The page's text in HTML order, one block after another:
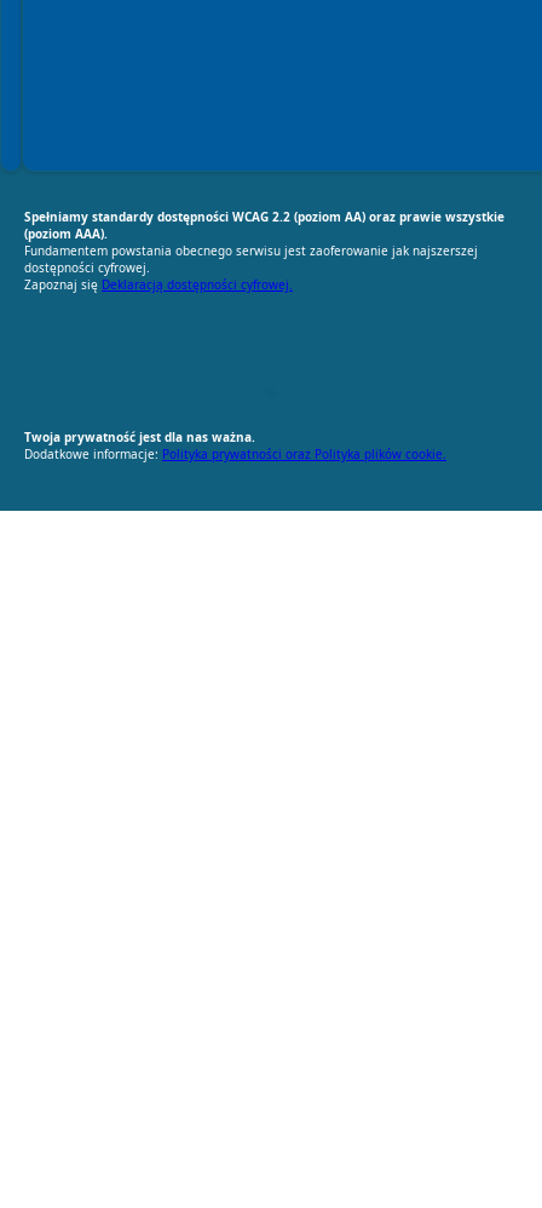
Spełniamy standardy dostępności WCAG 2.2 (poziom AA) oraz prawie wszystkie
(poziom AAA).
Fundamentem powstania obecnego serwisu jest zaoferowanie jak najszerszej
dostępności cyfrowej.
Zapoznaj się Deklaracją dostępności cyfrowej.
Twoja prywatność jest dla nas ważna.
Dodatkowe informacje: Polityka prywatności oraz Polityka plików cookie.